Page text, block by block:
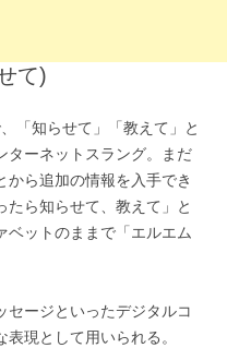
て)
「知らせて」「教えて」と
ターネットスラング。まだ
ら追加の情報を入手でき
たら知らせて、教えて」と
ベットのままで「エルエム
セージといったデジタルコ
現として用いられる。